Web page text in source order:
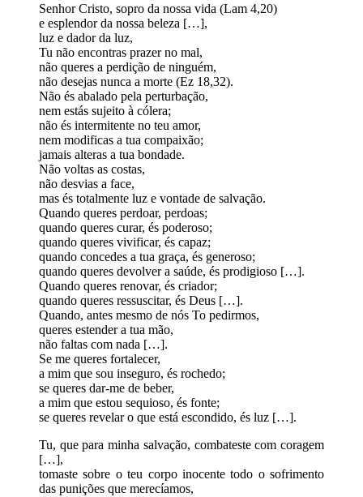
Senhor Cristo, sopro da nossa vida (Lam 4,20)
e esplendor da nossa beleza […],
luz e dador da luz,
Tu não encontras prazer no mal,
não queres a perdição de ninguém,
não desejas nunca a morte (Ez 18,32).
Não és abalado pela perturbação,
nem estás sujeito à cólera;
não és intermitente no teu amor,
nem modificas a tua compaixão;
jamais alteras a tua bondade.
Não voltas as costas,
não desvias a face,
mas és totalmente luz e vontade de salvação.
Quando queres perdoar, perdoas;
quando queres curar, és poderoso;
quando queres vivificar, és capaz;
quando concedes a tua graça, és generoso;
quando queres devolver a saúde, és prodigioso […].
Quando queres renovar, és criador;
quando queres ressuscitar, és Deus […].
Quando, antes mesmo de nós To pedirmos,
queres estender a tua mão,
não faltas com nada […].
Se me queres fortalecer,
a mim que sou inseguro, és rochedo;
se queres dar-me de beber,
a mim que estou sequioso, és fonte;
se queres revelar o que está escondido, és luz […].
Tu, que para minha salvação, combateste com coragem
[…],
tomaste sobre o teu corpo inocente todo o sofrimento
das punições que merecíamos,